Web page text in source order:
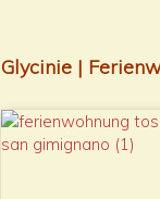
Glycinie |